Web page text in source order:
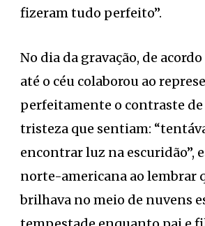
fizeram tudo perfeito”.
No dia da gravação, de
até o céu colaborou ao
perfeitamente o contraste de
tristeza que sentiam:
encontrar luz na escuridão”,
norte-americana ao lembrar
brilhava no meio de nuvens